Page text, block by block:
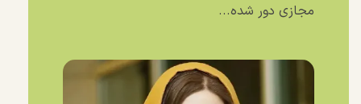
مجازی دور شده...